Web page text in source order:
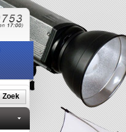
Zoek